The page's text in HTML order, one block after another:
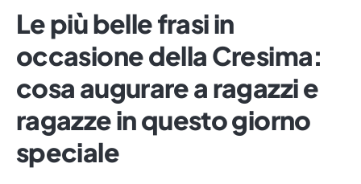
Le più belle frasi in
occasione della Cresima:
cosa augurare a ragazzi e
ragazze in questo giorno
speciale